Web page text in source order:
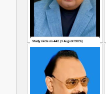
کشمیرکا کونہ کونہ لہو
لہو ہے لیکن حکومت کواس
کی کوئی پرواہ نہیں ہے